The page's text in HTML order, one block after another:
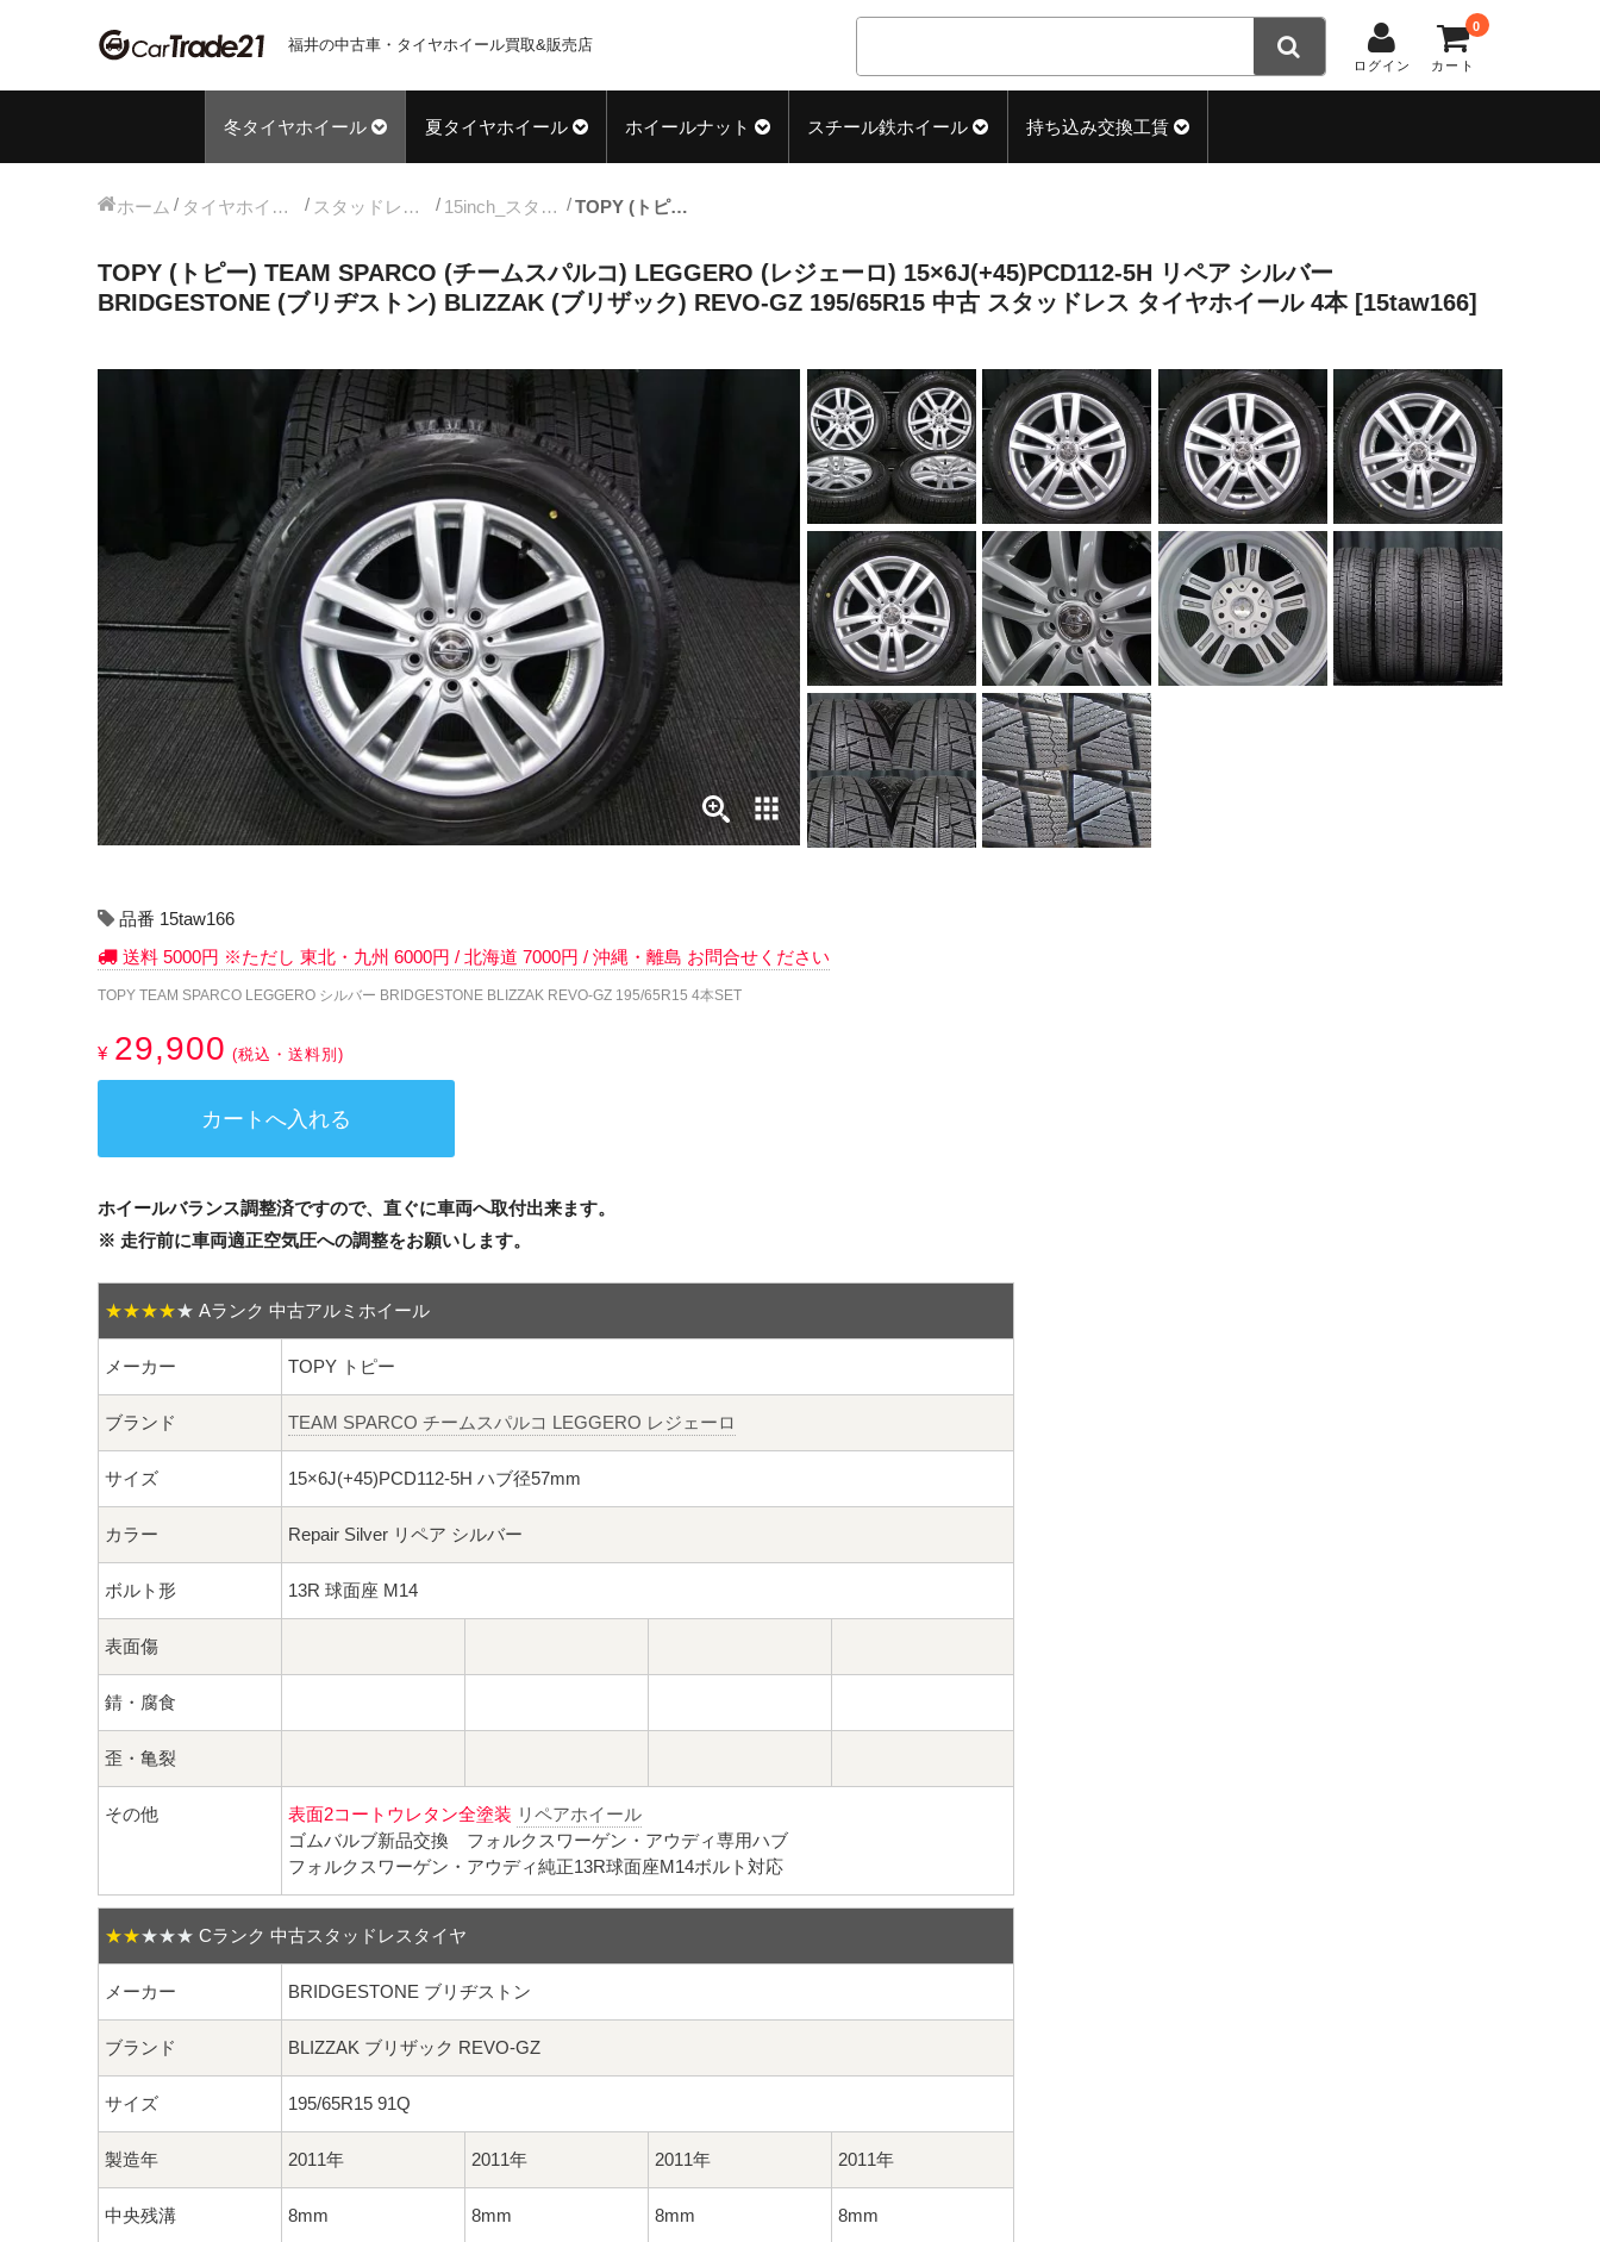
福井の中古車・タイヤホイール買取&販売店
ログイン カート
0
冬タイヤホイール 夏タイヤホイール ホイールナット スチール鉄ホイール 持ち込み交換工賃
ホーム タイヤホイールセット スタッドレス中古タイヤホイール 15inch_スタッドレス中古タイヤホイール TOPY (トピー) TEAM SPARCO (チームスパルコ) LEGGERO (レジェーロ) 15×6J(+45)PCD112-5H リペア シルバー BRIDGESTONE (ブリヂストン) BLIZZAK (ブリザック) REVO-GZ 195/65R15 中古 スタッドレス タイヤホイール 4本 [15taw166]
TOPY (トピー) TEAM SPARCO (チームスパルコ) LEGGERO (レジェーロ) 15×6J(+45)PCD112-5H リペア シルバー
BRIDGESTONE (ブリヂストン) BLIZZAK (ブリザック) REVO-GZ 195/65R15 中古 スタッドレス タイヤホイール 4本 [15taw166]
品番 15taw166
送料 5000円 ※ただし 東北・九州 6000円 / 北海道 7000円 / 沖縄・離島 お問合せください
TOPY TEAM SPARCO LEGGERO シルバー BRIDGESTONE BLIZZAK REVO-GZ 195/65R15 4本SET
¥ 29,900 (税込・送料別)
ホイールバランス調整済ですので、直ぐに車両へ取付出来ます。
※ 走行前に車両適正空気圧への調整をお願いします。
★★★★★ Aランク 中古アルミホイール
メーカー TOPY トピー
ブランド TEAM SPARCO チームスパルコ LEGGERO レジェーロ
サイズ 15×6J(+45)PCD112-5H ハブ径57mm
カラー Repair Silver リペア シルバー
ボルト形 13R 球面座 M14
表面傷
錆・腐食
歪・亀裂
その他 表面2コートウレタン全塗装 リペアホイール
ゴムバルブ新品交換 フォルクスワーゲン・アウディ専用ハブ
フォルクスワーゲン・アウディ純正13R球面座M14ボルト対応
★★★★★ Cランク 中古スタッドレスタイヤ
メーカー BRIDGESTONE ブリヂストン
ブランド BLIZZAK ブリザック REVO-GZ
サイズ 195/65R15 91Q
製造年 2011年 2011年 2011年 2011年
中央残溝 8mm 8mm 8mm 8mm